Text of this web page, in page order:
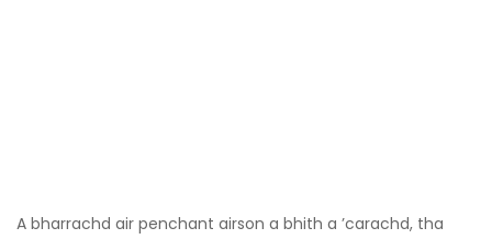
A bharrachd air penchant airson a bhith a ’carachd, tha